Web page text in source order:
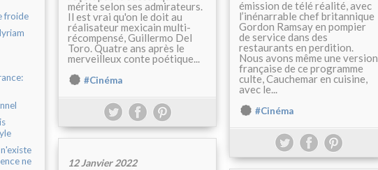
froide
ne
mérite selon ses admirateurs.
Il est vrai qu'on le doit au
réalisateur mexicain multi-
récompensé, Guillermo Del
Toro. Quatre ans après le
merveilleux conte poétique...
#Cinéma
émission de télé réalité, avec
l’inénarrable chef britannique
Gordon Ramsay en pompier
de service dans des
restaurants en perdition.
Nous avons même une version
française de ce programme
culte, Cauchemar en cuisine,
avec le...
#Cinéma
12 Janvier 2022